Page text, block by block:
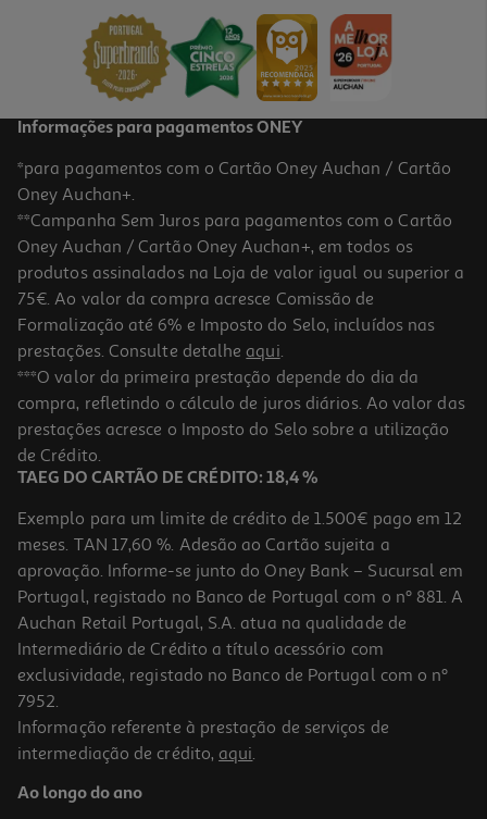
Informações para pagamentos ONEY
*para pagamentos com o Cartão Oney Auchan / Cartão
Oney Auchan+.
**Campanha Sem Juros para pagamentos com o Cartão
Oney Auchan / Cartão Oney Auchan+, em todos os
produtos assinalados na Loja de valor igual ou superior a
75€. Ao valor da compra acresce Comissão de
Formalização até 6% e Imposto do Selo, incluídos nas
prestações. Consulte detalhe aqui.
***O valor da primeira prestação depende do dia da
compra, refletindo o cálculo de juros diários. Ao valor das
prestações acresce o Imposto do Selo sobre a utilização
de Crédito.
TAEG DO CARTÃO DE CRÉDITO: 18,4 %
Exemplo para um limite de crédito de 1.500€ pago em 12
meses. TAN 17,60 %. Adesão ao Cartão sujeita a
aprovação. Informe-se junto do Oney Bank – Sucursal em
Portugal, registado no Banco de Portugal com o nº 881. A
Auchan Retail Portugal, S.A. atua na qualidade de
Intermediário de Crédito a título acessório com
exclusividade, registado no Banco de Portugal com o nº
7952.
Informação referente à prestação de serviços de
intermediação de crédito, aqui.
Ao longo do ano